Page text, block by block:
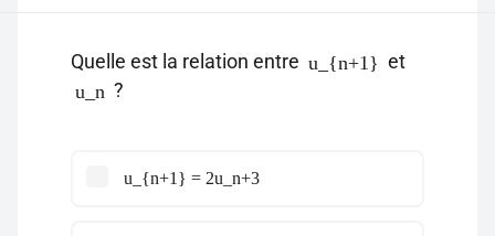
Quelle est la relation entre u_{n+1} et
u_n ?
u_{n+1} = 2u_n+3